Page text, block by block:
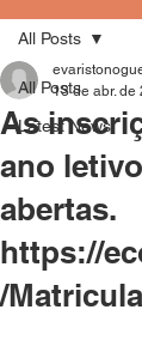
All Posts
Latest News
All Posts
As
ano
abertas.
https://
/
13 de abr. de